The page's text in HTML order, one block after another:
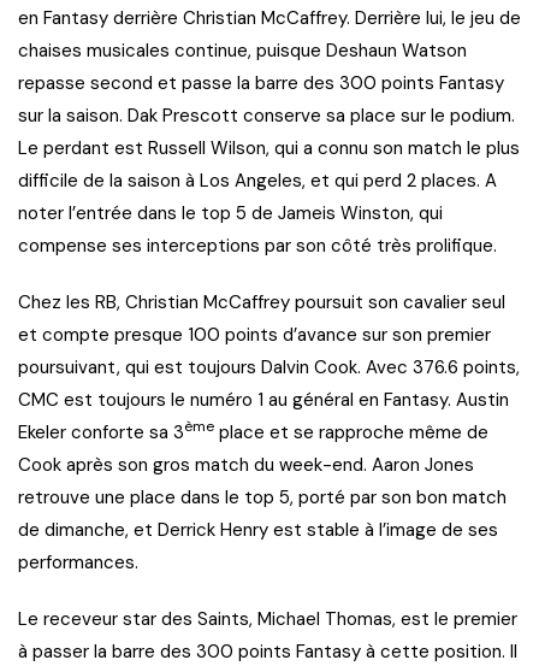
en Fantasy derrière Christian McCaffrey. Derrière lui, le jeu de
chaises musicales continue, puisque Deshaun Watson
repasse second et passe la barre des 300 points Fantasy
sur la saison. Dak Prescott conserve sa place sur le podium.
Le perdant est Russell Wilson, qui a connu son match le plus
difficile de la saison à Los Angeles, et qui perd 2 places. A
noter l’entrée dans le top 5 de Jameis Winston, qui
compense ses interceptions par son côté très prolifique.
Chez les RB, Christian McCaffrey poursuit son cavalier seul
et compte presque 100 points d’avance sur son premier
poursuivant, qui est toujours Dalvin Cook. Avec 376.6 points,
CMC est toujours le numéro 1 au général en Fantasy. Austin
Ekeler conforte sa 3ème place et se rapproche même de
Cook après son gros match du week-end. Aaron Jones
retrouve une place dans le top 5, porté par son bon match
de dimanche, et Derrick Henry est stable à l’image de ses
performances.
Le receveur star des Saints, Michael Thomas, est le premier
à passer la barre des 300 points Fantasy à cette position. Il